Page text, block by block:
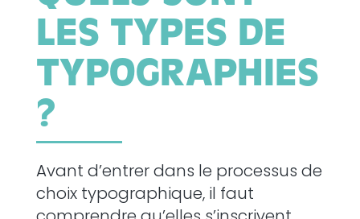
LES TYPES DE
TYPOGRAPHIES
?
Avant d’entrer dans le processus de
choix typographique, il faut